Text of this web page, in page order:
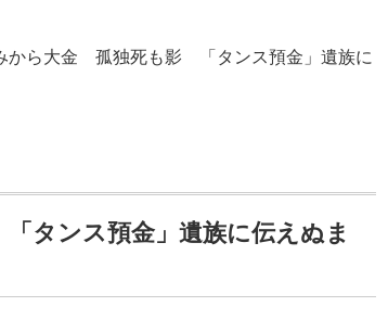
から大金 孤独死も影 「タンス預金」遺族に
タンス預金」遺族に伝えぬま